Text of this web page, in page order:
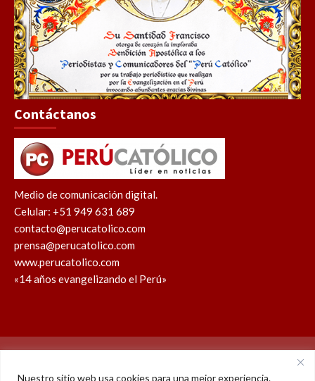
Nuestro sitio web usa cookies para una mejor experiencia.
Contáctanos
Medio de comunicación digital.
Celular: +51 949 631 689
contacto@perucatolico.com
prensa@perucatolico.com
www.perucatolico.com
«14 años evangelizando el Perú»